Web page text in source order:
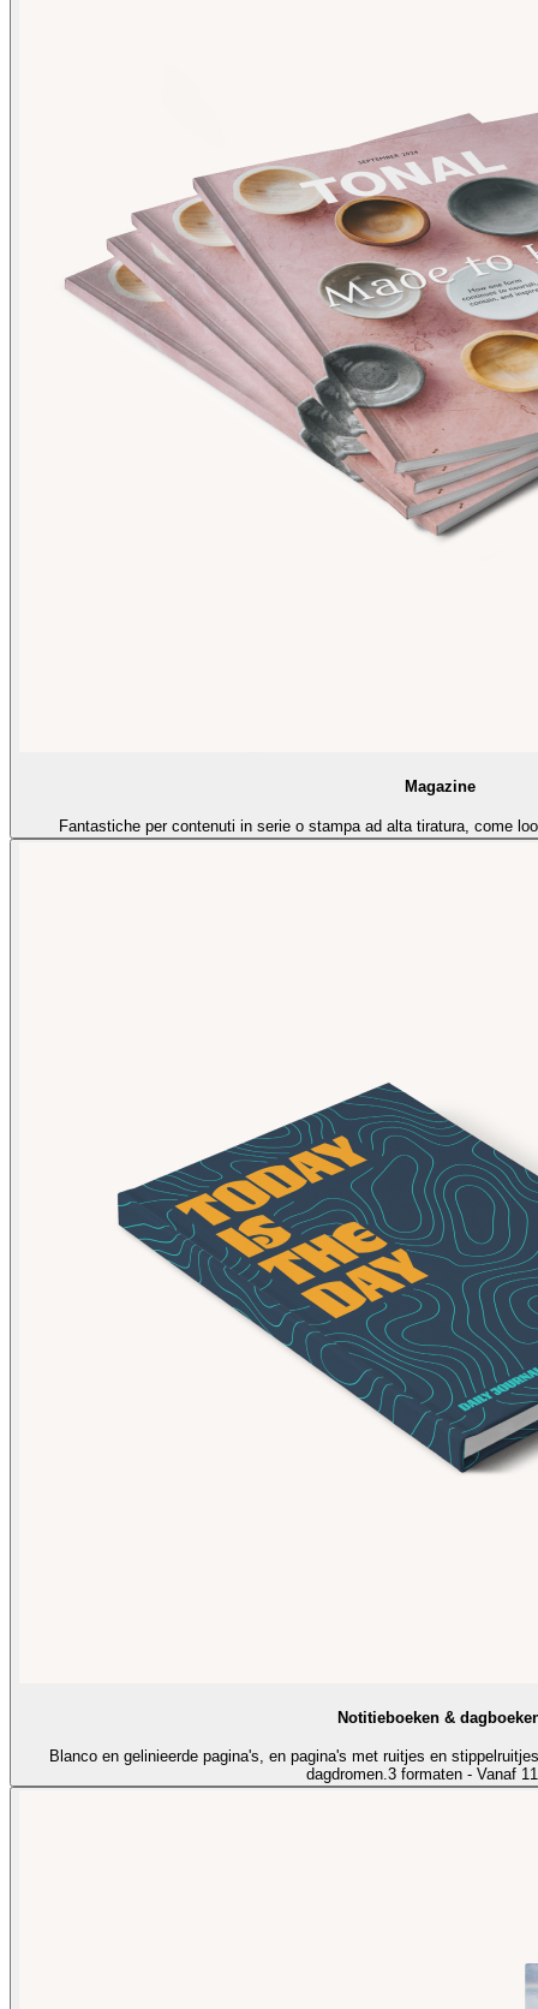
Magazine
Fantastiche per contenuti in serie o stampa ad alta tiratura, come
Notitieboeken &
Blanco en gelinieerde pagina's, en pagina's met ruitjes en
dagdromen.3 formaten - Vanaf